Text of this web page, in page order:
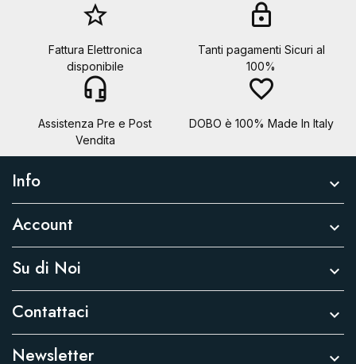
star_border
Fattura Elettronica
disponibile
lock
Tanti pagamenti Sicuri al
100%
headset_mic
Assistenza Pre e Post
Vendita
favorite_border
DOBO è 100% Made In Italy
Info 
Account 
Su di Noi 
Contattaci 
Newsletter 